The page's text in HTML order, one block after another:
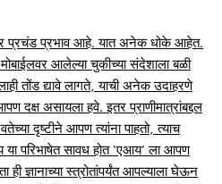
प्रचंड प्रभाव आहे. यात अनेक धोके आहेत.
आलेल्या चुकीच्या संदेशाला बळी
तोंड द्यावे लागते, याची अनेक उदाहरणे
दक्ष असायला हवे. इतर प्राणीमात्रांबद्दल
दृष्टीने आपण त्यांना पाहतो, त्याच
परिभाषेत सावध होत ‘एआय’ ला आपण
ज्ञानाच्या स्त्रोतांपर्यंत आपल्याला घेऊन